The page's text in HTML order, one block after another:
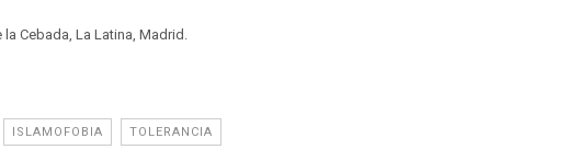
la Cebada, La Latina, Madrid.
ISLAMOFOBIA TOLERANCIA